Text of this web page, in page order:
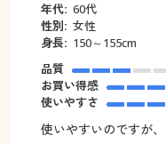
年代: 60代
性別: 女性
身長: 150～155cm
品質
お買い得感
使いやすさ
使いやすいのですが